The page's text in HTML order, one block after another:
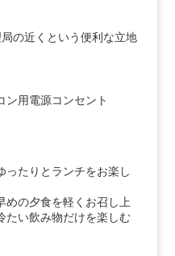
の近くという便利な立地
ン用電源コンセント
ったりとランチをお楽し
めの夕食を軽くお召し上
たい飲み物だけを楽しむ